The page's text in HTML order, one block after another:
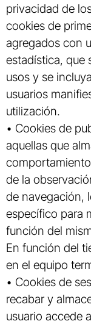
privacidad de
cookies de
agregados con
estadística, que
usos y se
usuarios
utilización.
• Cookies de
aquellas que
de la
de navegación,
específico para
función del
En función del
en el equipo
• Cookies de
recabar y
usuario accede